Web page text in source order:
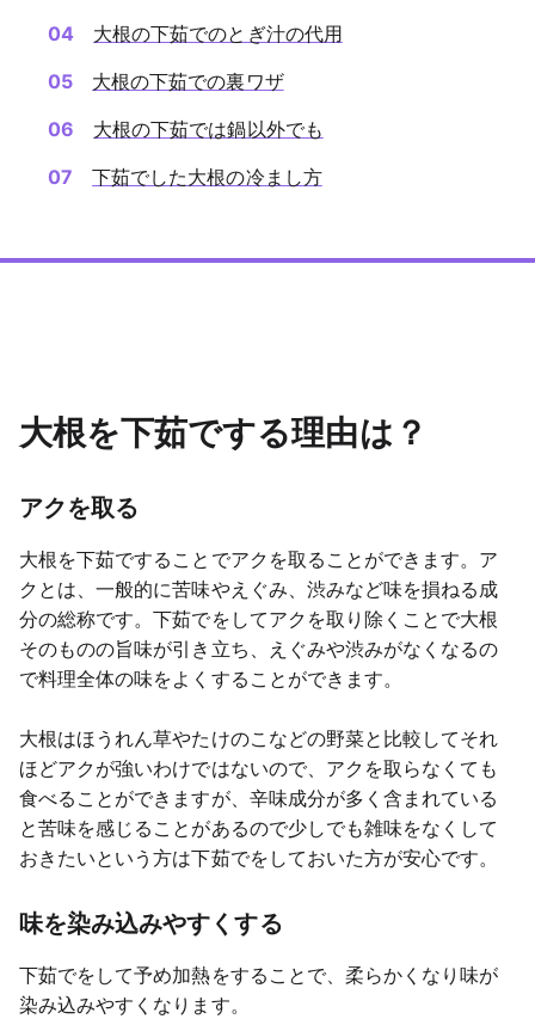
大根の下茹でのとぎ汁の代用
大根の下茹での裏ワザ
大根の下茹では鍋以外でも
下茹でした大根の冷まし方
大根を下茹でする理由は？
アクを取る
大根を下茹ですることでアクを取ることができます。ア
クとは、一般的に苦味やえぐみ、渋みなど味を損ねる成
分の総称です。下茹でをしてアクを取り除くことで大根
そのものの旨味が引き立ち、えぐみや渋みがなくなるの
で料理全体の味をよくすることができます。
大根はほうれん草やたけのこなどの野菜と比較してそれ
ほどアクが強いわけではないので、アクを取らなくても
食べることができますが、辛味成分が多く含まれている
と苦味を感じることがあるので少しでも雑味をなくして
おきたいという方は下茹でをしておいた方が安心です。
味を染み込みやすくする
下茹でをして予め加熱をすることで、柔らかくなり味が
染み込みやすくなります。